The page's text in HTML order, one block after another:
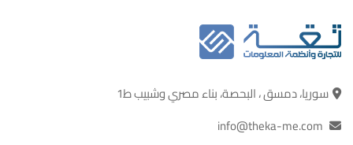
سوريا، دمسق ، البحصة، بناء مصري وشبيب ط1
info@theka-me.com